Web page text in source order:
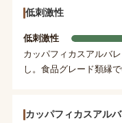
低刺激性
低刺激性
カッパフィカスアルバ
し。食品グレード類縁
カッパフィカスアル